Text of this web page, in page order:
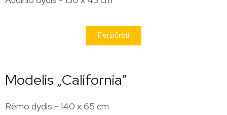
Peržiūrėti
Modelis „California”
Rėmo dydis - 140 x 65 cm